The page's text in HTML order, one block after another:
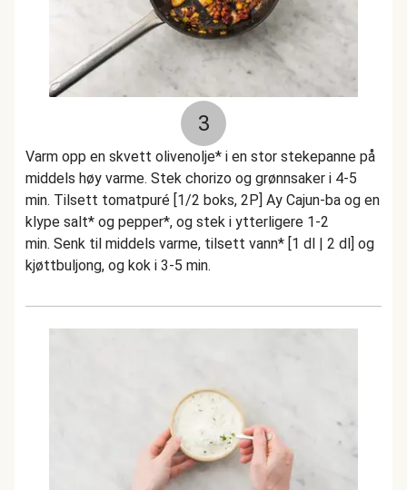
3
Varm opp en skvett olivenolje* i en stor stekepanne på
middels høy varme. Stek chorizo og grønnsaker i 4-5
min. Tilsett tomatpuré [1/2 boks, 2P] Ay Cajun-ba og en
klype salt* og pepper*, og stek i ytterligere 1-2
min. Senk til middels varme, tilsett vann* [1 dl | 2 dl] og
kjøttbuljong, og kok i 3-5 min.